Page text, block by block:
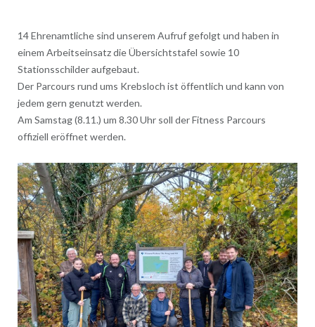
14 Ehrenamtliche sind unserem Aufruf gefolgt und haben in
einem Arbeitseinsatz die Übersichtstafel sowie 10
Stationsschilder aufgebaut.
Der Parcours rund ums Krebsloch ist öffentlich und kann von
jedem gern genutzt werden.
Am Samstag (8.11.) um 8.30 Uhr soll der Fitness Parcours
offiziell eröffnet werden.